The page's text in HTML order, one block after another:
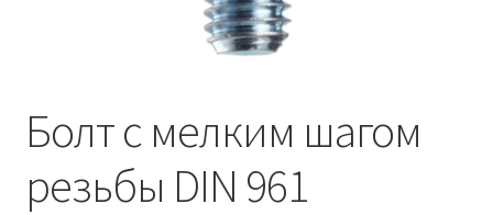
Болт с мелким шагом
резьбы DIN 961